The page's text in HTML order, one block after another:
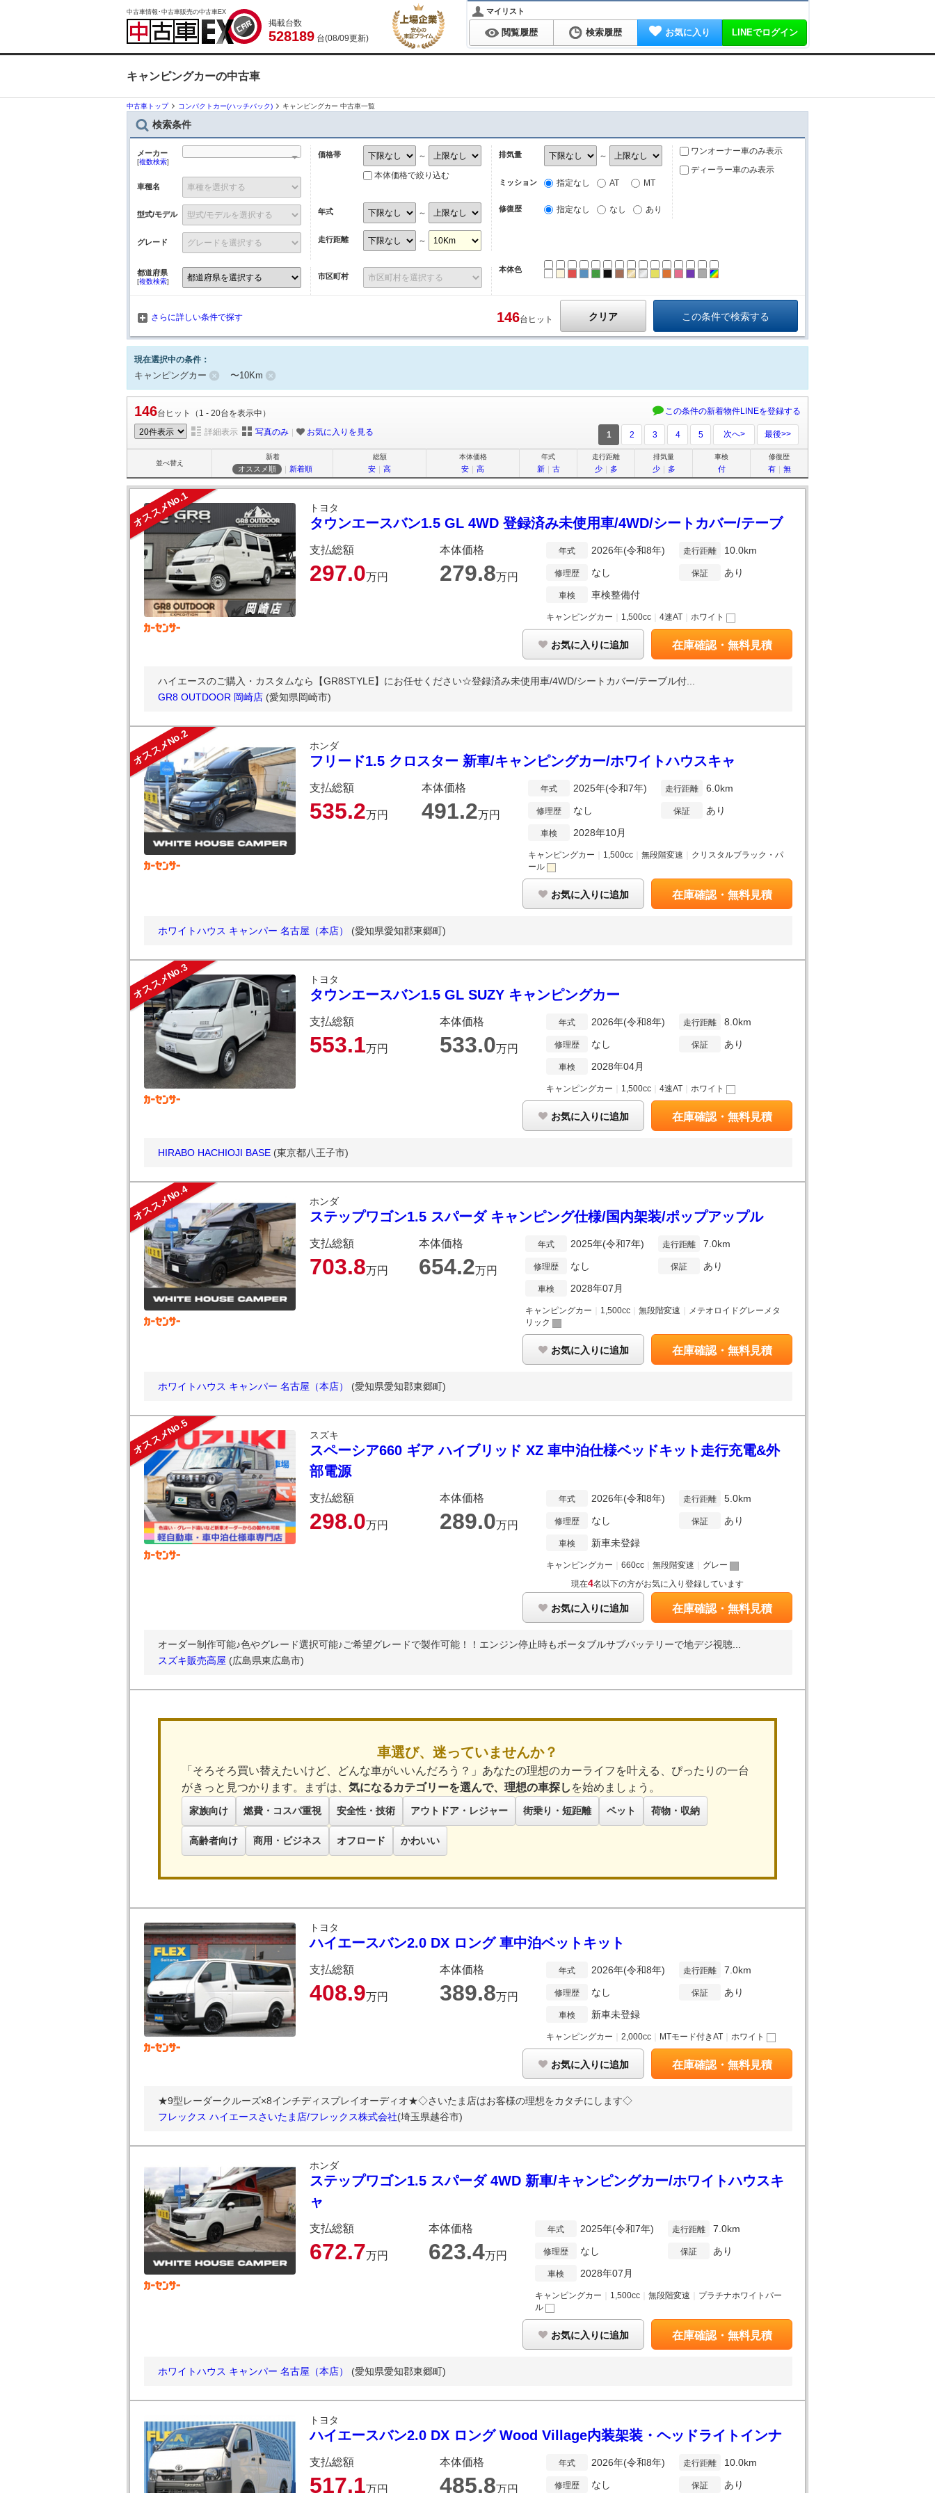
中古車情報･中古車販売の中古車EX
掲載台数
528189 台(08/09更新)
マイリスト
閲覧履歴 検索履歴 お気に入り LINEでログイン
キャンピングカーの中古車
中古車トップ コンパクトカー(ハッチバック) キャンピングカー 中古車一覧
検索条件
メーカー
[複数検索]
車種名
型式/モデル
グレード
価格帯 ～
本体価格で絞り込む
年式 ～
走行距離 ～
排気量 ～
ミッション 指定なし AT MT
修復歴 指定なし なし あり
ワンオーナー車のみ表示
ディーラー車のみ表示
都道府県
[複数検索]
市区町村
本体色
レッドブルーグリーン
ブラック
ブラウンゴールド パープル
グレー
さらに詳しい条件で探す クリア
146台ヒット
現在選択中の条件：
キャンピングカー 〜10Km
146台ヒット（1 - 20台を表示中） この条件の新着物件LINEを登録する
詳細表示 写真のみ ｜ お気に入りを見る 1 2 3 4 5 次へ> 最後>>
並べ替え
新着
オススメ順 ｜ 新着順
総額
安 ｜ 高
本体価格
安 ｜ 高
年式
新｜ 古
走行距離
少｜ 多
排気量
少｜ 多
車検
付
修復歴
有｜ 無
オススメNo.1 トヨタ
タウンエースバン1.5 GL 4WD 登録済み未使用車/4WD/シートカバー/テーブ
支払総額
297.0万円
本体価格
279.8万円
年式 2026年(令和8年)
修理歴 なし
車検 車検整備付
走行距離 10.0km
保証 あり
キャンピングカー 1,500cc 4速AT ホワイト
お気に入りに追加 在庫確認・無料見積
ハイエースのご購入・カスタムなら【GR8STYLE】にお任せください☆登録済み未使用車/4WD/シートカバー/テーブル付...
GR8 OUTDOOR 岡崎店 (愛知県岡崎市)
オススメNo.2 ホンダ
フリード1.5 クロスター 新車/キャンピングカー/ホワイトハウスキャ
支払総額
535.2万円
本体価格
491.2万円
年式 2025年(令和7年)
修理歴 なし
車検 2028年10月
走行距離 6.0km
保証 あり
キャンピングカー 1,500cc ｜無段階変速
クリスタルブラック・パ
ール
お気に入りに追加 在庫確認・無料見積
ホワイトハウス キャンパー 名古屋（本店） (愛知県愛知郡東郷町)
オススメNo.3 トヨタ
タウンエースバン1.5 GL SUZY キャンピングカー
支払総額
553.1万円
本体価格
533.0万円
年式 2026年(令和8年)
修理歴 なし
車検 2028年04月
走行距離 8.0km
保証 あり
キャンピングカー 1,500cc 4速AT ホワイト
お気に入りに追加 在庫確認・無料見積
HIRABO HACHIOJI BASE (東京都八王子市)
オススメNo.4 ホンダ
ステップワゴン1.5 スパーダ キャンピング仕様/国内架装/ポップアップル
支払総額
703.8万円
本体価格
654.2万円
年式 2025年(令和7年)
修理歴 なし
車検 2028年07月
走行距離 7.0km
保証 あり
キャンピングカー 1,500cc｜ 無段階変速
メテオロイドグレーメタ
リック
お気に入りに追加 在庫確認・無料見積
ホワイトハウス キャンパー 名古屋（本店） (愛知県愛知郡東郷町)
オススメNo.5 スズキ
スペーシア660 ギア ハイブリッド XZ 車中泊仕様ベッドキット走行充電&外
部電源
支払総額
298.0万円
本体価格
289.0万円
年式 2026年(令和8年)
修理歴 なし
車検 新車未登録
走行距離 5.0km
保証 あり
キャンピングカー 660cc 無段階変速
グレー
現在4名以下の方がお気に入り登録しています
お気に入りに追加 在庫確認・無料見積
オーダー制作可能♪色やグレード選択可能♪ご希望グレードで製作可能！！エンジン停止時もポータブルサブバッテリーで地デジ視聴...
スズキ販売高屋 (広島県東広島市)
車選び、迷っていませんか？
「そろそろ買い替えたいけど、どんな車がいいんだろう？」あなたの理想のカーライフを叶える、ぴったりの一台
がきっと見つかります。まずは、 気になるカテゴリーを選んで、理想の車探し を始めましょう。
家族向け 燃費・コスパ重視 安全性・技術 アウトドア・レジャー 街乗り・短距離 ペット 荷物・収納
高齢者向け 商用・ビジネス オフロード かわいい
トヨタ
ハイエースバン2.0 DX ロング 車中泊ベットキット
支払総額
408.9万円
本体価格
389.8万円
年式 2026年(令和8年)
修理歴 なし
車検 新車未登録
走行距離 7.0km
保証 あり
キャンピングカー 2,000cc MTモード付きAT ホワイト
お気に入りに追加 在庫確認・無料見積
★9型レーダークルーズ×8インチディスプレイオーディオ★◇さいたま店はお客様の理想をカタチにします◇
フレックス ハイエースさいたま店/フレックス株式会社(埼玉県越谷市)
ホンダ
ステップワゴン1.5 スパーダ 4WD 新車/キャンピングカー/ホワイトハウスキ
ャ
支払総額
672.7万円
本体価格
623.4万円
年式 2025年(令和7年)
修理歴 なし
車検 2028年07月
走行距離 7.0km
保証 あり
キャンピングカー 1,500cc｜ 無段階変速
プラチナホワイトパー
ル
お気に入りに追加 在庫確認・無料見積
ホワイトハウス キャンパー 名古屋（本店） (愛知県愛知郡東郷町)
トヨタ
ハイエースバン2.0 DX ロング Wood Village内装架装・ヘッドライトインナ
支払総額
517.1万円
本体価格
485.8万円
年式 2026年(令和8年)
修理歴 なし
走行距離 10.0km
保証 あり